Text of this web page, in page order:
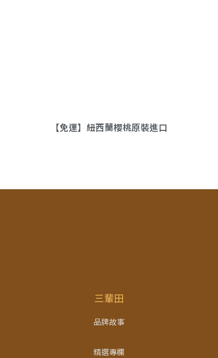
【免運】紐西蘭櫻桃原裝進口
三輩田
品牌故事
精選專欄